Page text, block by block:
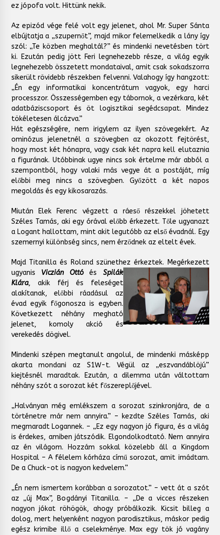
ez jópofa volt. Hittünk nekik.
Az epizód vége felé volt egy jelenet, ahol Mr. Super Sánta
elbújtatja a „szupernőt”, majd mikor felemelkedik a lány így
szól: „Te közben meghaltál?” és mindenki nevetésben tört
ki. Ezután pedig jött Feri legnehezebb része, a világ egyik
legnehezebb összetett mondataival, amit csak sokadszorra
sikerült rövidebb részekben felvenni. Valahogy így hangzott:
„Én egy informatikai koncentrátum vagyok, egy harci
processzor. Összességemben egy tábornok, a vezérkara, két
adatbáziscsoport és öt logisztikai segédcsapat. Mindez
tökéletesen álcázva.”
Hát egészségére, nem irigylem az ilyen szövegekért. Az
ominózus jelenetnél a szövegben az okozott fejtörést,
hogy most két hónapra, vagy csak két napra kell elutaznia
a figurának. Utóbbinak ugye nincs sok értelme már abból a
szempontból, hogy valaki más vegye át a postáját, míg
előbbi meg nincs a szövegben. Győzött a két napos
megoldás és egy kikosarazás.
Miután Elek Ferenc végzett a ráeső részekkel jöhetett
Széles Tamás, aki egy órával előbb érkezett. Tőle ugyanazt
a Logant hallottam, mint akit legutóbb az első évadnál. Egy
szemernyi különbség sincs, nem érződnek az eltelt évek.
Majd Titanilla és Roland szünethez érkeztek. Megérkezett
ugyanis Viczián Ottóés Spilák
Klára, akik férj és feleséget
alakítanak, előbbi ráadásul az
évad egyik főgonosza is egyben.
Következett néhány megható
jelenet, komoly akció és
verekedés dögivel.
Mindenki szépen megtanult angolul, de mindenki másképp
akarta mondani az S1W-t. Végül az „eszvandáblöjú”
kiejtésnél maradtak. Ezután, a dilemma után váltottam
néhány szót a sorozat két főszereplőjével.
„Halványan még emlékszem a sorozat szinkronjára, de a
történetre már nem annyira.” – kezdte Széles Tamás, aki
megmaradt Logannek. – „Ez egy nagyon jó figura, és a világ
is érdekes, amiben játszódik. Elgondolkodtató. Nem annyira
az én világom. Hozzám sokkal közelebb áll a Kingdom
Hospital – A félelem kórháza című sorozat, amit imádtam.
De a Chuck-ot is nagyon kedvelem.”
„Én nem ismertem korábban a sorozatot.” – vett át a szót
az „új Max”, Bogdányi Titanilla. – „De a vicces részeken
nagyon jókat röhögök, ahogy próbálkozik. Kicsit billeg a
dolog, mert helyenként nagyon parodisztikus, máskor pedig
egész krimibe illő a cselekménye. Max egy tök jó vagány